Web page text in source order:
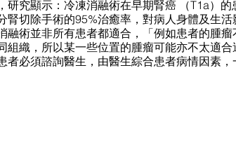
研究顯示：冷凍消融術在早期腎癌 （T1a）的
腎切除手術的95%治癒率，對病人身體及生活
融術並非所有患者都適合，「例如患者的腫
組織，所以某一些位置的腫瘤可能亦不太適
者必須諮詢醫生，由醫生綜合患者病情因素，